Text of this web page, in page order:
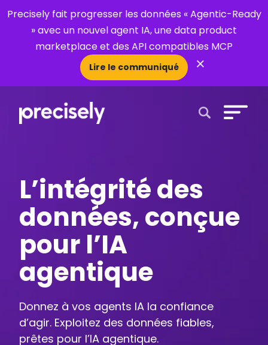
Precisely fait progresser les données « Agentic-Ready
» avec un nouvel agent IA, une data product
marketplace et des API compatibles MCP
Lire le communiqué ×
L’intégrité des
données, conçue
pour l’IA
agentique
Donnez à vos agents IA la confiance
d’agir. Exploitez des données fiables,
prêtes pour l’IA agentique.